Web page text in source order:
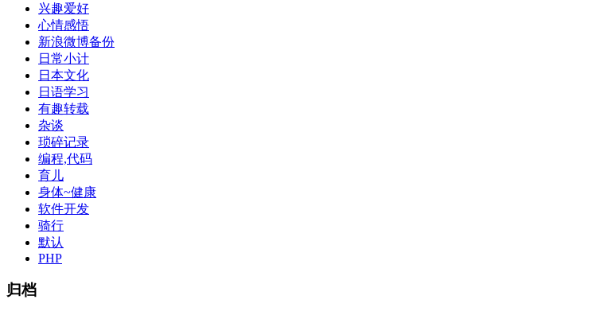
兴趣爱好
心情感悟
新浪微博备份
日常小计
日本文化
日语学习
有趣转载
杂谈
琐碎记录
编程,代码
育儿
身体~健康
软件开发
骑行
默认
PHP
归档